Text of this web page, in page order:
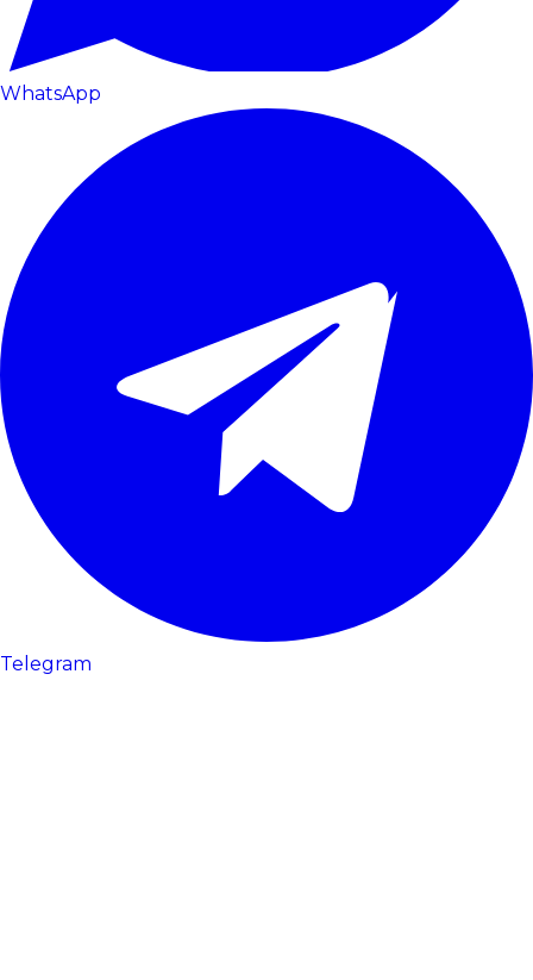
WhatsApp
Telegram